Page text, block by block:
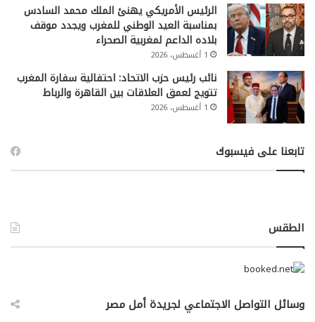
الرئيس الأمريكي يهنئ الملك محمد السادس
بمناسبة العيد الوطني للمغرب ويجدد موقف
بلاده الداعم لمغربية الصحراء
1 أغسطس، 2026
نائب رئيس حزب الاتحاد: احتفالية سفارة المغرب
تتويج لعمق العلاقات بين القاهرة والرباط
1 أغسطس، 2026
تابعنا على فيسبوك
الطقس
وسائل التواصل الاجتماعي لجريدة أمل مصر